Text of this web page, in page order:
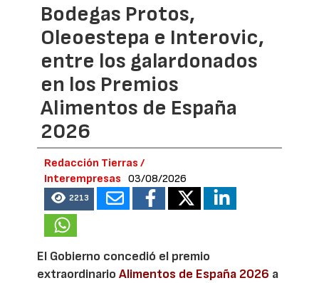
Bodegas Protos,
Oleoestepa e Interovic,
entre los galardonados
en los Premios
Alimentos de España
2026
Redacción Tierras /
Interempresas
03/08/2026
2213
El Gobierno concedió el premio
extraordinarioAlimentos de España 2026 a